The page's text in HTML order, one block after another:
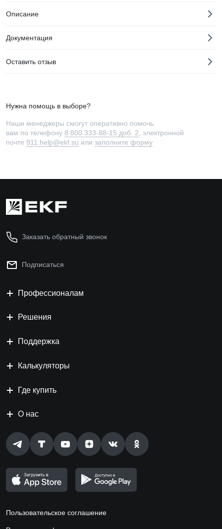
Описание
Документация
Оставить отзыв
Нужна помощь в выборе?
Наши менеджеры смогут оперативно помочь
вам по телефону 8 800 333-88-15 доб. 2 , электронной
почте 911.help@ekf.su или заполните форму
Заказать обратный звонок
Подписаться
Профессионалам
Решения
Поддержка
Калькуляторы
Где купить
О нас
Пользовательское соглашение